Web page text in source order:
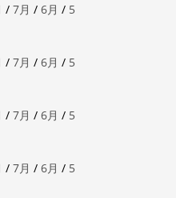
/ 7月 / 6月 / 5
/ 7月 / 6月 / 5
/ 7月 / 6月 / 5
/ 7月 / 6月 / 5